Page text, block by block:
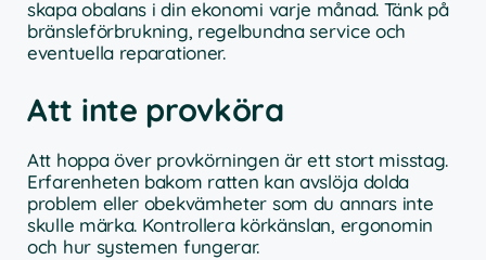
skapa obalans i din ekonomi varje månad. Tänk på
bränsleförbrukning, regelbundna service och
eventuella reparationer.
Att inte provköra
Att hoppa över provkörningen är ett stort misstag.
Erfarenheten bakom ratten kan avslöja dolda
problem eller obekvämheter som du annars inte
skulle märka. Kontrollera körkänslan, ergonomin
och hur systemen fungerar.